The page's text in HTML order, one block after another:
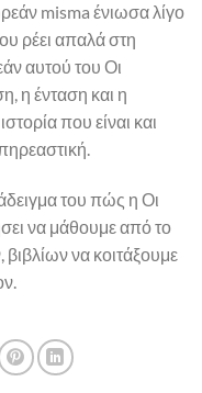
misma ένιωσα λίγο
ρέει απαλά στη
αυτού του Οι
η ένταση και η
που είναι και
του πώς η Οι
να μάθουμε από το
να κοιτάξουμε